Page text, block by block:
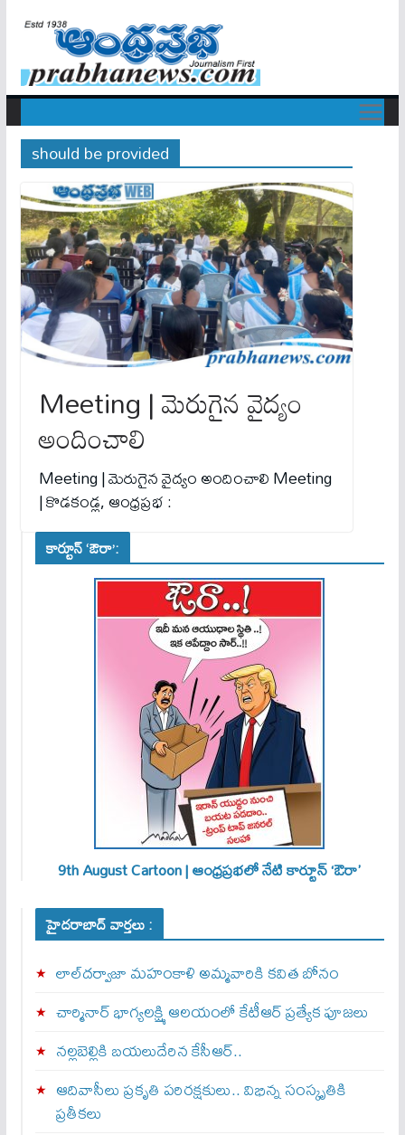
should be provided
Meeting | మెరుగైన వైద్యం
అందించాలి
Meeting | మెరుగైన వైద్యం అందించాలి Meeting
| కొడకండ్ల, ఆంధ్రప్రభ :
కార్టూన్ ‘ఔరా’:
9th August Cartoon | ఆంధ్రప్రభలో నేటి కార్టూన్ ‘ఔరా’
హైదరాబాద్ వార్తలు :
లాల్‌దర్వాజా మహంకాళి అమ్మవారికి కవిత బోనం
చార్మినార్‌ భాగ్యలక్ష్మి ఆలయంలో కేటీఆర్ ప్రత్యేక పూజలు
నల్లబెల్లికి బయలుదేరిన కేసీఆర్‌..
ఆదివాసీలు ప్రకృతి పరిరక్షకులు.. విభిన్న సంస్కృతికి
ప్రతీకలు